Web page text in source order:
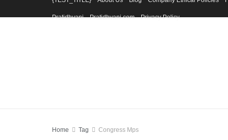
Pratidhvani Pratidhvani.com Privacy Policy
Home Tag Congress Mps